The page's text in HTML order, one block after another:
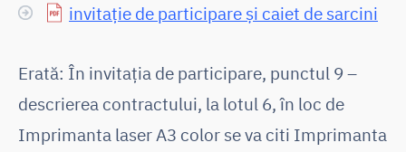
invitație de participare și caiet de sarcini
Erată: În invitația de participare, punctul 9 –
descrierea contractului, la lotul 6, în loc de
Imprimanta laser A3 color se va citi Imprimanta